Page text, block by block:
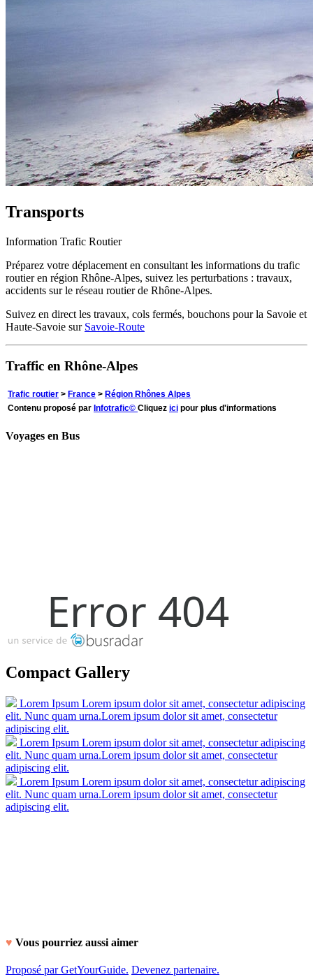
Transports
Information Trafic Routier
Préparez votre déplacement en consultant les informations du trafic
routier en région Rhône-Alpes, suivez les perturbations : travaux,
accidents sur le réseau routier de Rhône-Alpes.
Suivez en direct les travaux, cols fermés, bouchons pour la Savoie et
Haute-Savoie sur Savoie-Route
Traffic en Rhône-Alpes
Trafic routier > France > Région Rhônes Alpes
Contenu proposé par Infotrafic© Cliquez ici pour plus d'informations
Voyages en Bus
Compact Gallery
Lorem Ipsum Lorem ipsum dolor sit amet, consectetur adipiscing
elit. Nunc quam urna.Lorem ipsum dolor sit amet, consectetur
adipiscing elit.
Lorem Ipsum Lorem ipsum dolor sit amet, consectetur adipiscing
elit. Nunc quam urna.Lorem ipsum dolor sit amet, consectetur
adipiscing elit.
Lorem Ipsum Lorem ipsum dolor sit amet, consectetur adipiscing
elit. Nunc quam urna.Lorem ipsum dolor sit amet, consectetur
adipiscing elit.
♥ Vous pourriez aussi aimer
Proposé par GetYourGuide. Devenez partenaire.